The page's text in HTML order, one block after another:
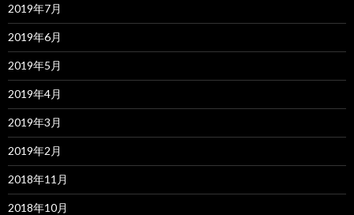
2019年7月
2019年6月
2019年5月
2019年4月
2019年3月
2019年2月
2018年11月
2018年10月